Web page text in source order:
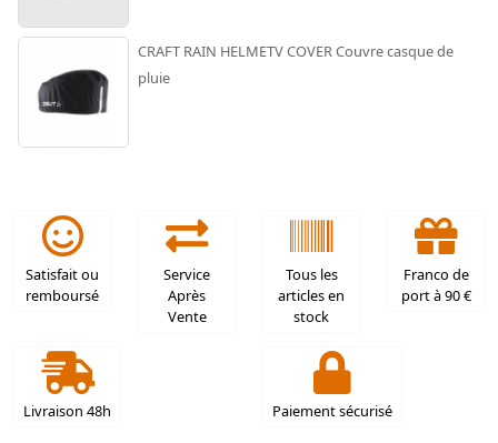
CRAFT RAIN HELMETV COVER Couvre casque de
pluie
Satisfait ou
remboursé
Service
Après
Vente
Tous les
articles en
stock
Franco de
port à 90 €
Livraison 48h Paiement sécurisé